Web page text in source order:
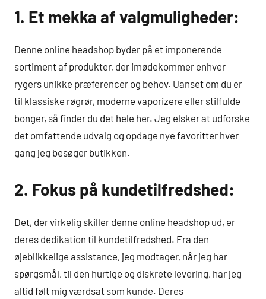
1. Et mekka af valgmuligheder:
Denne online headshop byder på et imponerende
sortiment af produkter, der imødekommer enhver
rygers unikke præferencer og behov. Uanset om du er
til klassiske røgrør, moderne vaporizere eller stilfulde
bonger, så finder du det hele her. Jeg elsker at udforske
det omfattende udvalg og opdage nye favoritter hver
gang jeg besøger butikken.
2. Fokus på kundetilfredshed:
Det, der virkelig skiller denne online headshop ud, er
deres dedikation til kundetilfredshed. Fra den
øjeblikkelige assistance, jeg modtager, når jeg har
spørgsmål, til den hurtige og diskrete levering, har jeg
altid følt mig værdsat som kunde. Deres